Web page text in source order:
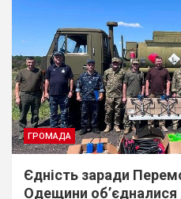
ГРОМАДА
Єдність заради
Одещини об’єдналися